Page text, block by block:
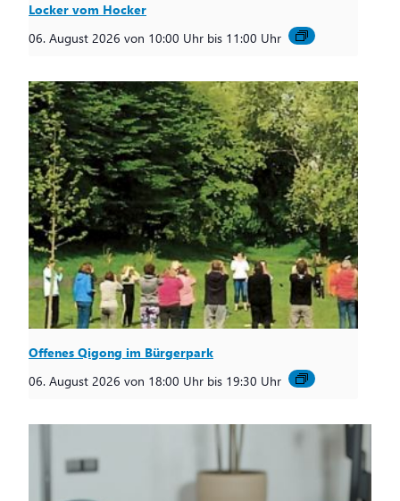
Locker vom Hocker
06. August 2026 von 10:00 Uhr bis 11:00 Uhr
Offenes Qigong im Bürgerpark
06. August 2026 von 18:00 Uhr bis 19:30 Uhr